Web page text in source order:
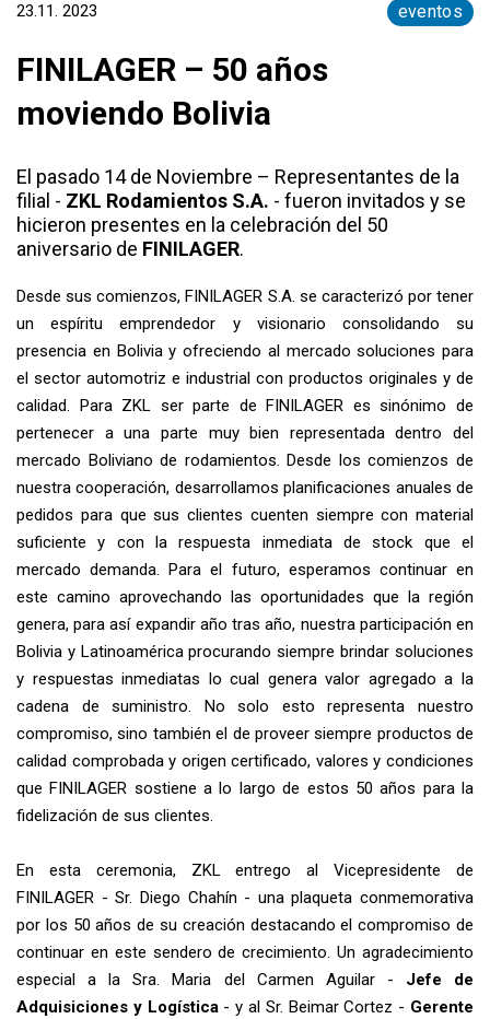
23.11. 2023 eventos
FINILAGER – 50 años
moviendo Bolivia
El pasado 14 de Noviembre – Representantes de la
filial - ZKL Rodamientos S.A. - fueron invitados y se
hicieron presentes en la celebración del 50
aniversario de FINILAGER.
Desde sus comienzos, FINILAGER S.A. se caracterizó por tener
un espíritu emprendedor y visionario consolidando su
presencia en Bolivia y ofreciendo al mercado soluciones para
el sector automotriz e industrial con productos originales y de
calidad. Para ZKL ser parte de FINILAGER es sinónimo de
pertenecer a una parte muy bien representada dentro del
mercado Boliviano de rodamientos. Desde los comienzos de
nuestra cooperación, desarrollamos planificaciones anuales de
pedidos para que sus clientes cuenten siempre con material
suficiente y con la respuesta inmediata de stock que el
mercado demanda. Para el futuro, esperamos continuar en
este camino aprovechando las oportunidades que la región
genera, para así expandir año tras año, nuestra participación en
Bolivia y Latinoamérica procurando siempre brindar soluciones
y respuestas inmediatas lo cual genera valor agregado a la
cadena de suministro. No solo esto representa nuestro
compromiso, sino también el de proveer siempre productos de
calidad comprobada y origen certificado, valores y condiciones
que FINILAGER sostiene a lo largo de estos 50 años para la
fidelización de sus clientes.
En esta ceremonia, ZKL entrego al Vicepresidente de
FINILAGER - Sr. Diego Chahín - una plaqueta conmemorativa
por los 50 años de su creación destacando el compromiso de
continuar en este sendero de crecimiento. Un agradecimiento
especial a la Sra. Maria del Carmen Aguilar - Jefe de
Adquisiciones y Logística- y al Sr. Beimar Cortez - Gerente